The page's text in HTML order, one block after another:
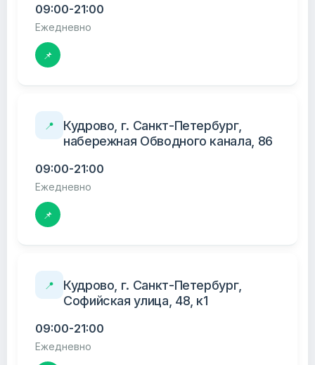
09:00-21:00
Ежедневно
📌
📍
Кудрово, г. Санкт-Петербург,
набережная Обводного канала, 86
09:00-21:00
Ежедневно
📌
📍
Кудрово, г. Санкт-Петербург,
Софийская улица, 48, к1
09:00-21:00
Ежедневно